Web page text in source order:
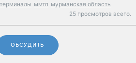
ммтп мурманская область
25 просмотров всего.
ОБСУДИТЬ